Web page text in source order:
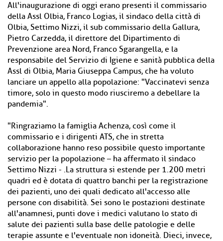
All'inaugurazione di oggi erano presenti il commissario
della Assl Olbia, Franco Logias, il sindaco della città di
Olbia, Settimo Nizzi, il sub commissario della Gallura,
Pietro Carzedda, il direttore del Dipartimento di
Prevenzione area Nord, Franco Sgarangella, e la
responsabile del Servizio di Igiene e sanità pubblica della
Assl di Olbia, Maria Giuseppa Campus, che ha voluto
lanciare un appello alla popolazione: "Vaccinatevi senza
timore, solo in questo modo riusciremo a debellare la
pandemia".
"Ringraziamo la famiglia Achenza, così come il
commissario e i dirigenti ATS, che in stretta
collaborazione hanno reso possibile questo importante
servizio per la popolazione – ha affermato il sindaco
Settimo Nizzi - .La struttura si estende per 1.200 metri
quadri ed è dotata di quattro banchi per la registrazione
dei pazienti, uno dei quali dedicato all'accesso alle
persone con disabilità. Sei sono le postazioni destinate
all'anamnesi, punti dove i medici valutano lo stato di
salute dei pazienti sulla base delle patologie e delle
terapie assunte e l'eventuale non idoneità. Dieci, invece,